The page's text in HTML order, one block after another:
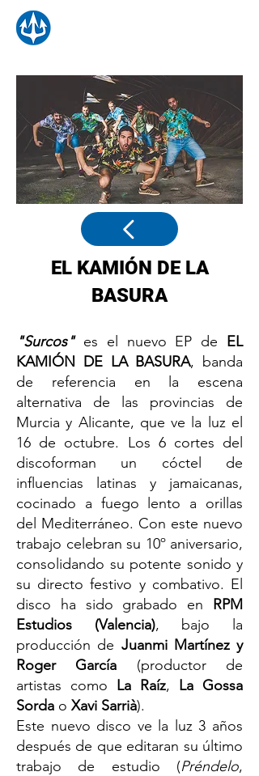
EL KAMIÓN DE LA
BASURA
"Surcos" es el nuevo EP de EL
KAMIÓN DE LA BASURA, banda
de referencia en la escena
alternativa de las provincias de
Murcia y Alicante, que ve la luz el
16 de octubre. Los 6 cortes del
discoforman un cóctel de
influencias latinas y jamaicanas,
cocinado a fuego lento a orillas
del Mediterráneo. Con este nuevo
trabajo celebran su 10º aniversario,
consolidando su potente sonido y
su directo festivo y combativo. El
disco ha sido grabado en RPM
Estudios (Valencia), bajo la
producción de Juanmi Martínez y
Roger García (productor de
artistas como La Raíz, La Gossa
Sorda o Xavi Sarrià).
Este nuevo disco ve la luz 3 años
después de que editaran su último
trabajo de estudio (Préndelo,